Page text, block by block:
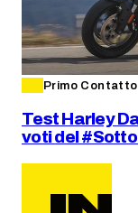
Primo Contatto
Test Harley
voti del